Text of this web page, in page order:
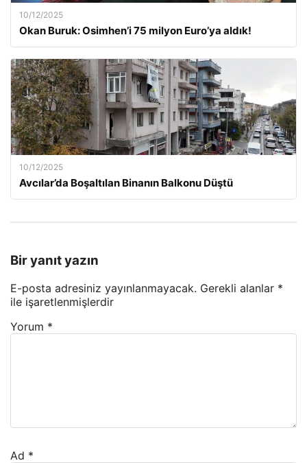
10/12/2025
Okan Buruk: Osimhen’i 75 milyon Euro’ya aldık!
10/12/2025
Avcılar’da Boşaltılan Binanın Balkonu Düştü
Bir yanıt yazın
E-posta adresiniz yayınlanmayacak. Gerekli alanlar *
ile işaretlenmişlerdir
Yorum *
Ad *